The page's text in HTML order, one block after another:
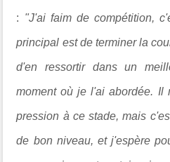
: "J'ai faim de compétition,
principal est de terminer la
d'en ressortir dans un
moment où je l'ai abordée. Il
pression à ce stade, mais
de bon niveau, et j'espère